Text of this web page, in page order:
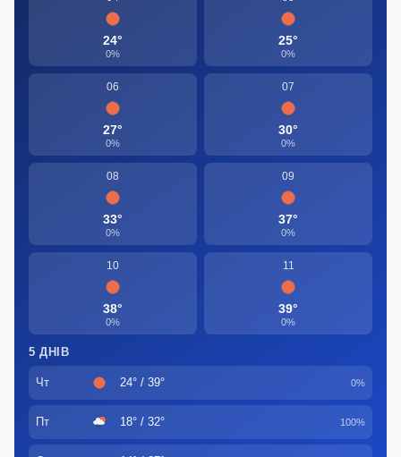
24°
0%
25°
0%
06
27°
0%
07
30°
0%
08
33°
0%
09
37°
0%
10
38°
0%
11
39°
0%
5 ДНІВ
Чт 24° / 39° 0%
Пт 18° / 32° 100%